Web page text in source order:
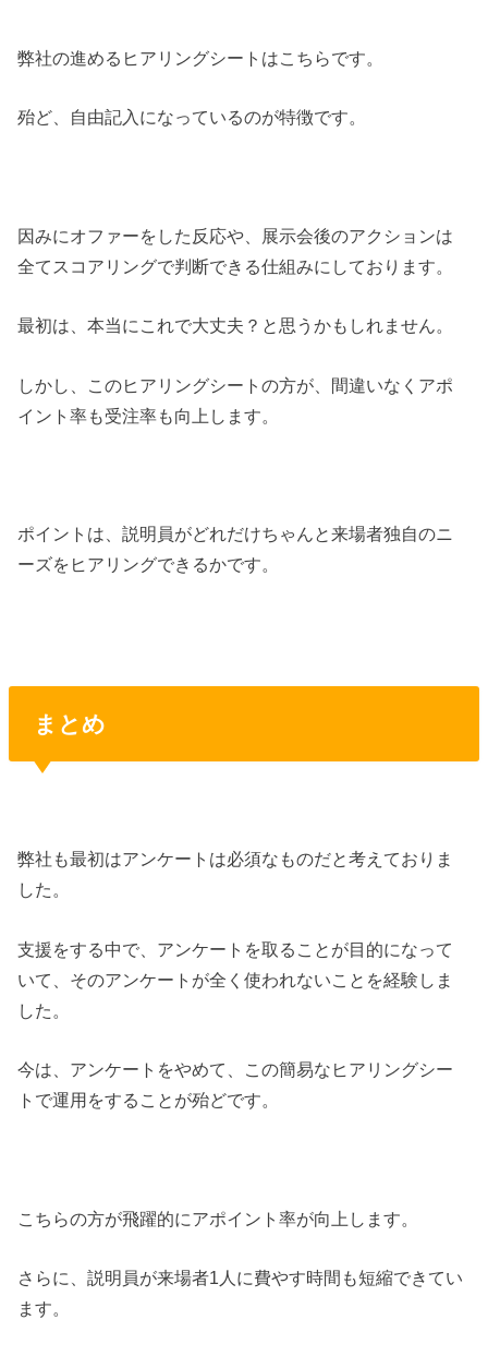
弊社の進めるヒアリングシートはこちらです。
殆ど、自由記入になっているのが特徴です。
因みにオファーをした反応や、展示会後のアクションは
全てスコアリングで判断できる仕組みにしております。
最初は、本当にこれで大丈夫？と思うかもしれません。
しかし、このヒアリングシートの方が、間違いなくアポ
イント率も受注率も向上します。
ポイントは、説明員がどれだけちゃんと来場者独自のニ
ーズをヒアリングできるかです。
まとめ
弊社も最初はアンケートは必須なものだと考えておりま
した。
支援をする中で、アンケートを取ることが目的になって
いて、そのアンケートが全く使われないことを経験しま
した。
今は、アンケートをやめて、この簡易なヒアリングシー
トで運用をすることが殆どです。
こちらの方が飛躍的にアポイント率が向上します。
さらに、説明員が来場者1人に費やす時間も短縮できてい
ます。